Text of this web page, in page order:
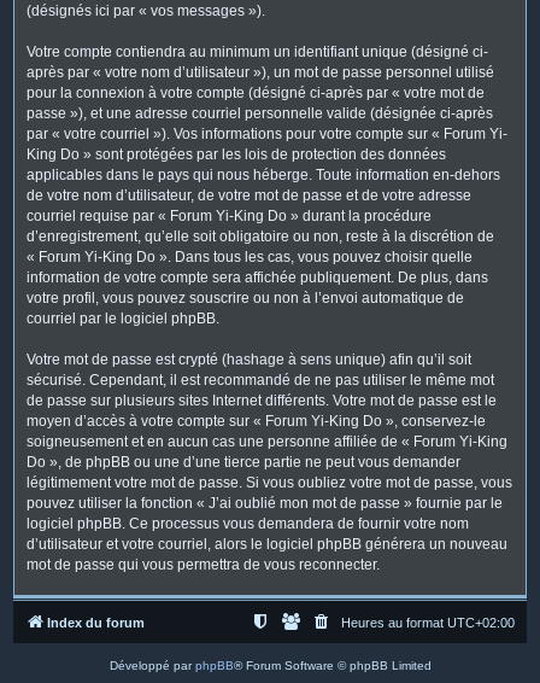
(désignés ici par « vos messages »).
Votre compte contiendra au minimum un identifiant unique (désigné ci-
après par « votre nom d’utilisateur »), un mot de passe personnel utilisé
pour la connexion à votre compte (désigné ci-après par « votre mot de
passe »), et une adresse courriel personnelle valide (désignée ci-après
par « votre courriel »). Vos informations pour votre compte sur « Forum Yi-
King Do » sont protégées par les lois de protection des données
applicables dans le pays qui nous héberge. Toute information en-dehors
de votre nom d’utilisateur, de votre mot de passe et de votre adresse
courriel requise par « Forum Yi-King Do » durant la procédure
d’enregistrement, qu’elle soit obligatoire ou non, reste à la discrétion de
« Forum Yi-King Do ». Dans tous les cas, vous pouvez choisir quelle
information de votre compte sera affichée publiquement. De plus, dans
votre profil, vous pouvez souscrire ou non à l’envoi automatique de
courriel par le logiciel phpBB.
Votre mot de passe est crypté (hashage à sens unique) afin qu’il soit
sécurisé. Cependant, il est recommandé de ne pas utiliser le même mot
de passe sur plusieurs sites Internet différents. Votre mot de passe est le
moyen d’accès à votre compte sur « Forum Yi-King Do », conservez-le
soigneusement et en aucun cas une personne affiliée de « Forum Yi-King
Do », de phpBB ou une d’une tierce partie ne peut vous demander
légitimement votre mot de passe. Si vous oubliez votre mot de passe, vous
pouvez utiliser la fonction « J’ai oublié mon mot de passe » fournie par le
logiciel phpBB. Ce processus vous demandera de fournir votre nom
d’utilisateur et votre courriel, alors le logiciel phpBB générera un nouveau
mot de passe qui vous permettra de vous reconnecter.
Index du forum Heures au format UTC+02:00
Développé parphpBB® Forum Software © phpBB Limited